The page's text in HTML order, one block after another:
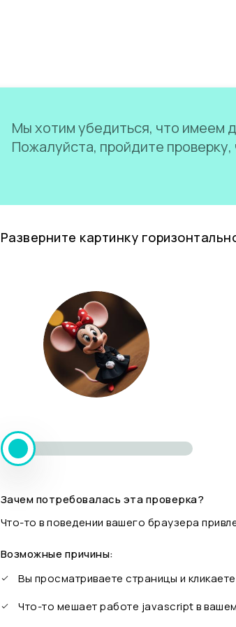
Мы хотим убедиться, что имеем
Пожалуйста, пройдите
Разверните картинку
Зачем потребовалась эта проверка?
Что-то в поведении вашего браузера
Возможные причины:
Вы просматриваете страницы и
Что-то мешает работе javascript в